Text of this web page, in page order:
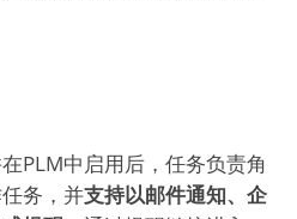
PLM中启用后，任务负责角
务，并支持以邮件通知、企